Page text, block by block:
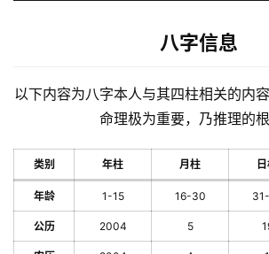
八字信息
以下内容为八字本人与其四柱相关的内
命理极为重要，乃推理的根
类别 年柱 月柱
年龄 1-15 16-30
公历 2004 5